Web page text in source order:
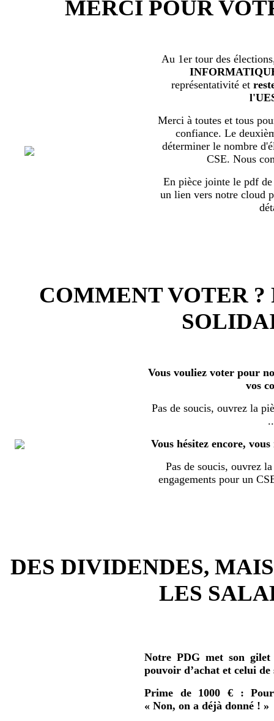
MERCI POUR
Au 1er tour des
représentativité et
Merci à toutes et tous
confiance. Le
déterminer le nombre
CSE. Nous
En pièce jointe le pdf de
un lien vers notre cloud
COMMENT VOTER ?
Vous vouliez voter pour
vos
Pas de soucis, ouvrez la
Vous hésitez encore,
Pas de soucis, ouvrez
engagements pour un
DES DIVIDENDES,
LES
Notre PDG met son
pouvoir d’achat et celui de
Prime de 1000 € :
« Non, on a déjà donné ! »